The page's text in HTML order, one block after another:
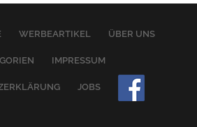
WERBEARTIKEL ÜBER UNS
IMPRESSUM
JOBS